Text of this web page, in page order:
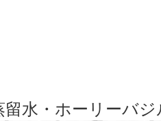
水・ホーリーバジ